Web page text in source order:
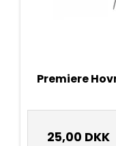
Premiere
25,00 DKK